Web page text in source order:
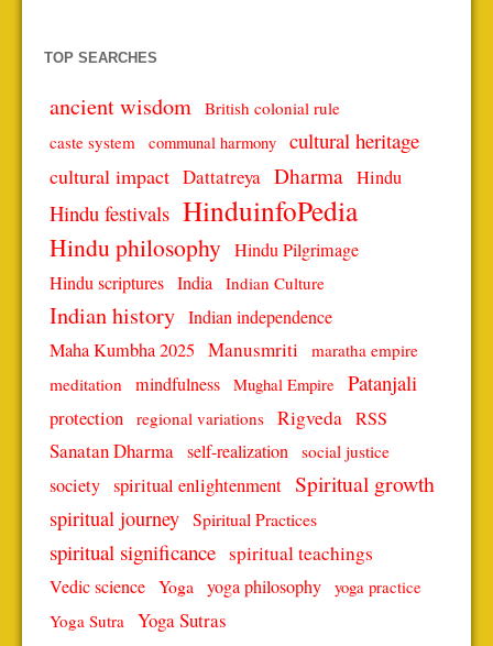
TOP SEARCHES
ancient wisdom British colonial rule
caste system
communal harmony cultural heritage
cultural impact Dattatreya Dharma Hindu
Hindu festivals HinduinfoPedia
Hindu philosophy Hindu Pilgrimage
Hindu scriptures India Indian Culture
Indian history Indian independence
Maha Kumbha 2025 Manusmriti
maratha empire
meditation mindfulness Mughal Empire Patanjali
protection regional variations Rigveda RSS
Sanatan Dharma self-realization social justice
society spiritual enlightenment Spiritual growth
spiritual journey Spiritual Practices
spiritual significance spiritual teachings
Vedic science Yoga yoga philosophy yoga practice
Yoga Sutra Yoga Sutras